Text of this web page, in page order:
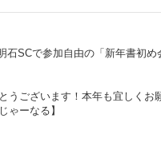
石SCで参加自由の「新年書初め
うございます！本年も宜しくお
ゃーなる】